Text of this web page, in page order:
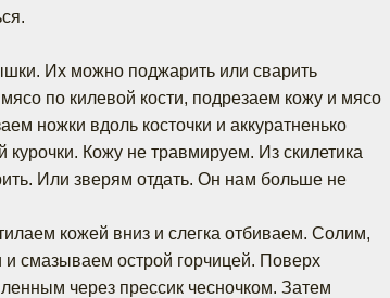
Их можно поджарить или сварить
по килевой кости, подрезаем кожу и мясо
ножки вдоль косточки и аккуратненько
курочки. Кожу не травмируем. Из скилетика
Или зверям отдать. Он нам больше не
кожей вниз и слегка отбиваем. Солим,
смазываем острой горчицей. Поверх
через прессик чесночком. Затем